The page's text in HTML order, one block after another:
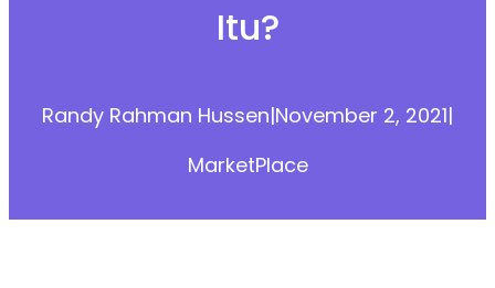
Itu?
Randy Rahman Hussen|November 2, 2021|
MarketPlace